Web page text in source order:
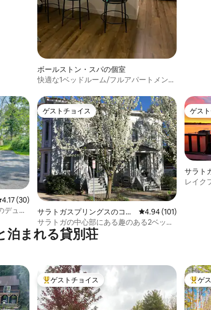
ボールストン・スパの個室
快適な1ベッドルーム/フルアパートメン
ビュー30件、5つ星中4.17つ星の平均評価
4.17 (30)
デュプ
ゲストチョイス
ゲストチョイス
サラトガスプリングスのコン
ドミニアム
レビュー101件、5つ
4.94 (101)
サラトガの中心部にある趣のある2ベッド
ルーム！
ゲス
ゲス
サラト
ドミニ
レイク
泊まれる貸別荘
大好評のゲストチョイスです。
ゲストチョイス 大好
ゲ